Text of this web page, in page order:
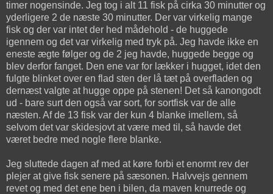
timer nogensinde. Jeg tog i alt 11 fisk på cirka 30 minutter og
yderligere 2 de næste 30 minutter. Der var virkelig mange
fisk og der var intet der hed mådehold - de huggede
igennem og det var virkelig med tryk på. Jeg havde ikke en
eneste ægte følger og de 2 jeg havde, huggede begge og
blev derfor fanget. Den ene var for lækker i hugget, idet den
fulgte blinket over en flad sten der lå tæt på overfladen og
dernæst valgte at hugge oppe på stenen! Det så kanongodt
ud - bare surt den også var sort, for sortfisk var de alle
næsten. Af de 13 fisk var der kun 4 blanke imellem, så
selvom det var skidesjovt at være med til, så havde det
været bedre med nogle flere blanke.
Jeg sluttede dagen af med at køre forbi et enormt rev der
plejer at give fisk senere på sæsonen. Halvvejs gennem
revet og med det ene ben i bilen, da maven knurrede og